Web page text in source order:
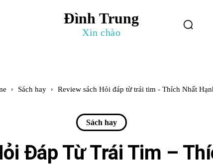
Đình Trung
Xin chào
Sách hay Review sách Hỏi đáp từ trái tim - Thích Nhất
Sách hay
Đáp Từ Trái Tim –